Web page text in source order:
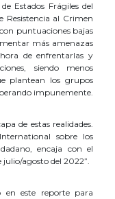
Estados Frágiles del
Resistencia al Crimen
puntuaciones bajas
más amenazas
de enfrentarlas y
siendo menos
plantean los grupos
impunemente.
de estas realidades.
sobre los
encaja con el
julio/agosto del 2022”.
en este reporte para